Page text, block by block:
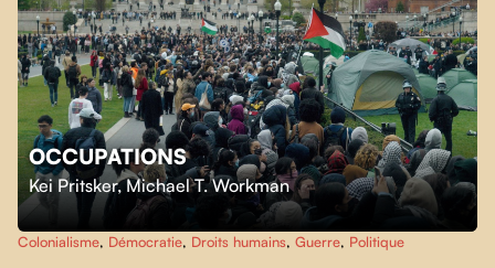
OCCUPATIONS
Kei Pritsker,Michael T. Workman
Colonialisme, Démocratie, Droits humains, Guerre, Politique